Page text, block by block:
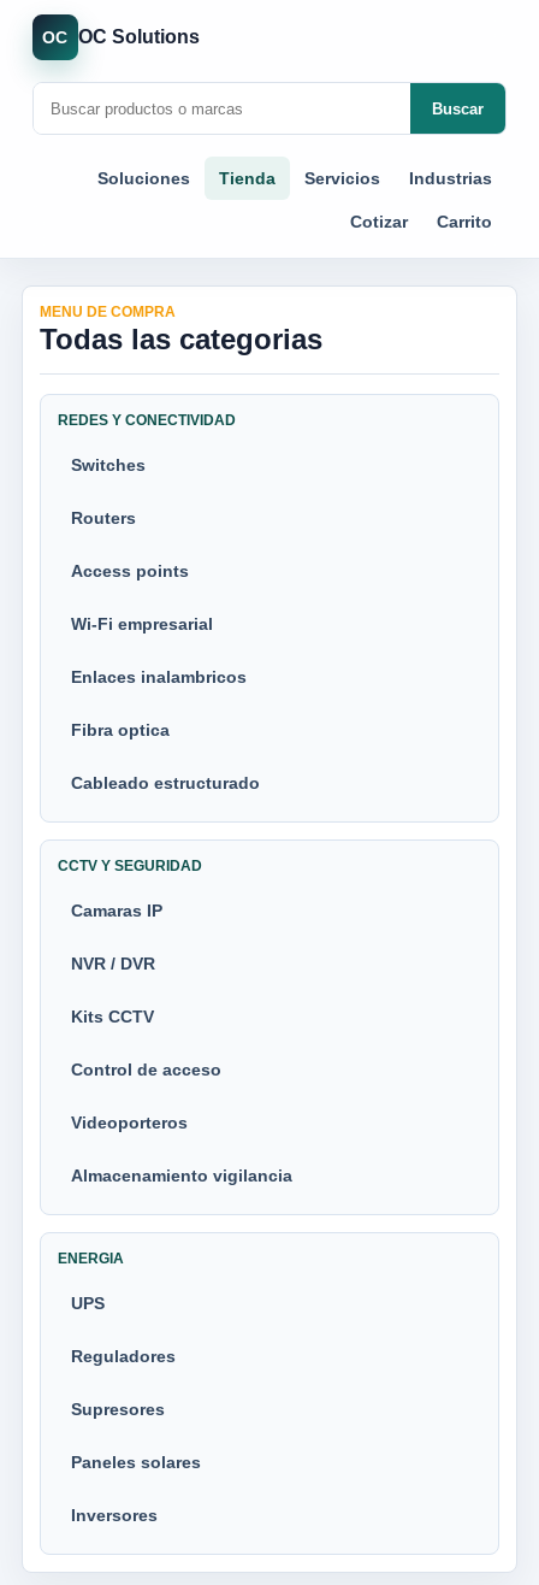
OC OC Solutions
Buscar
Soluciones Tienda Servicios Industrias
Cotizar Carrito
MENU DE COMPRA
Todas las categorias
REDES Y CONECTIVIDAD
Switches
Routers
Access points
Wi-Fi empresarial
Enlaces inalambricos
Fibra optica
Cableado estructurado
CCTV Y SEGURIDAD
Camaras IP
NVR / DVR
Kits CCTV
Control de acceso
Videoporteros
Almacenamiento vigilancia
ENERGIA
UPS
Reguladores
Supresores
Paneles solares
Inversores